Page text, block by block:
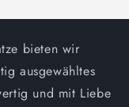
bieten wir
ausgewähltes
und mit Liebe